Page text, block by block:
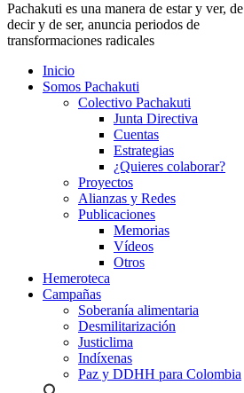
Pachakuti es una manera de estar y ver, de
decir y de ser, anuncia periodos de
transformaciones radicales
Inicio
Somos Pachakuti
Colectivo Pachakuti
Junta Directiva
Cuentas
Estrategias
¿Quieres colaborar?
Proyectos
Alianzas y Redes
Publicaciones
Memorias
Vídeos
Otros
Hemeroteca
Campañas
Soberanía alimentaria
Desmilitarización
Justiclima
Indíxenas
Paz y DDHH para Colombia